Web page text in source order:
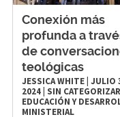
Conexión más
profunda a
de
teológicas
JESSICA WHITE JULIO
2024| SIN CATEGORIZAR
EDUCACIÓN Y
MINISTERIAL